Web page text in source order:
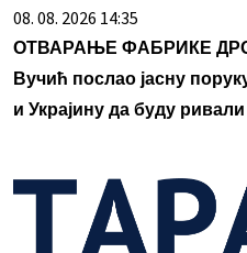
08. 08. 2026 14:35
ОТВАРАЊЕ ФАБРИКЕ
Вучић послао јасну
и Украјину да буду ривали